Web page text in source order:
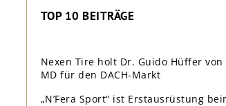
TOP 10 BEITRÄGE
Nexen Tire holt Dr. Guido Hüffer von
MD für den DACH-Markt
„N’Fera Sport“ ist Erstausrüstung